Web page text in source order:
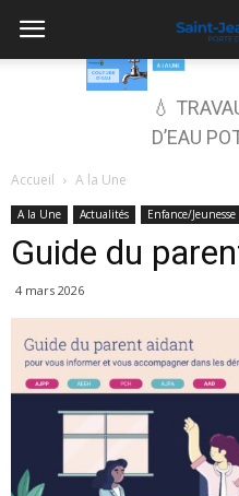
💧
D’EAU
Accueil A la Une
A la Une Actualités Enfance/Jeunesse
Guide du
4 mars 2026